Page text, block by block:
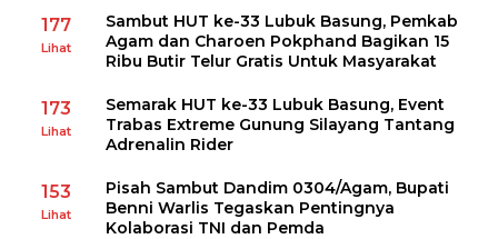
177
Lihat
Sambut HUT ke-33 Lubuk Basung, Pemkab
Agam dan Charoen Pokphand Bagikan 15
Ribu Butir Telur Gratis Untuk Masyarakat
173
Lihat
Semarak HUT ke-33 Lubuk Basung, Event
Trabas Extreme Gunung Silayang Tantang
Adrenalin Rider
153
Lihat
Pisah Sambut Dandim 0304/Agam, Bupati
Benni Warlis Tegaskan Pentingnya
Kolaborasi TNI dan Pemda